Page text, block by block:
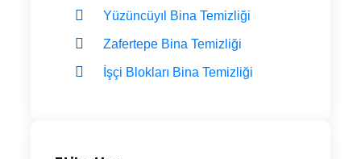
Yüzüncüyıl Bina Temizliği
Zafertepe Bina Temizliği
İşçi Blokları Bina Temizliği